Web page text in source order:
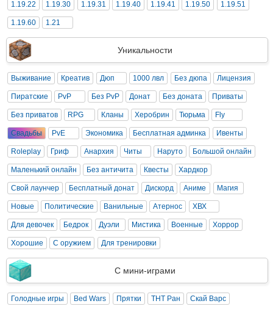
1.19.22 1.19.30 1.19.31 1.19.40 1.19.41 1.19.50 1.19.51
1.19.60 1.21
Уникальности
Выживание Креатив Дюп 1000 лвл Без дюпа Лицензия
Пиратские PvP Без PvP Донат Без доната Приваты
Без приватов RPG Кланы Херобрин Тюрьма Fly
Свадьбы PvE Экономика Бесплатная админка Ивенты
Roleplay Гриф Анархия Читы Наруто Большой онлайн
Маленький онлайн Без античита Квесты Хардкор
Свой лаунчер Бесплатный донат Дискорд Аниме Магия
Новые Политические Ванильные Атернос ХВХ
Для девочек Бедрок Дуэли Мистика Военные Хоррор
Хорошие С оружием Для тренировки
С мини-играми
Голодные игры Bed Wars Прятки ТНТ Ран Скай Варс